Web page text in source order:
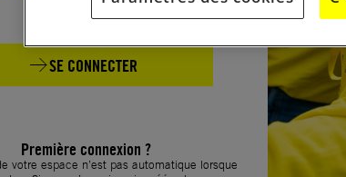
SE CONNECTER
Première connexion ?
votre espace n’est pas automatique lorsque